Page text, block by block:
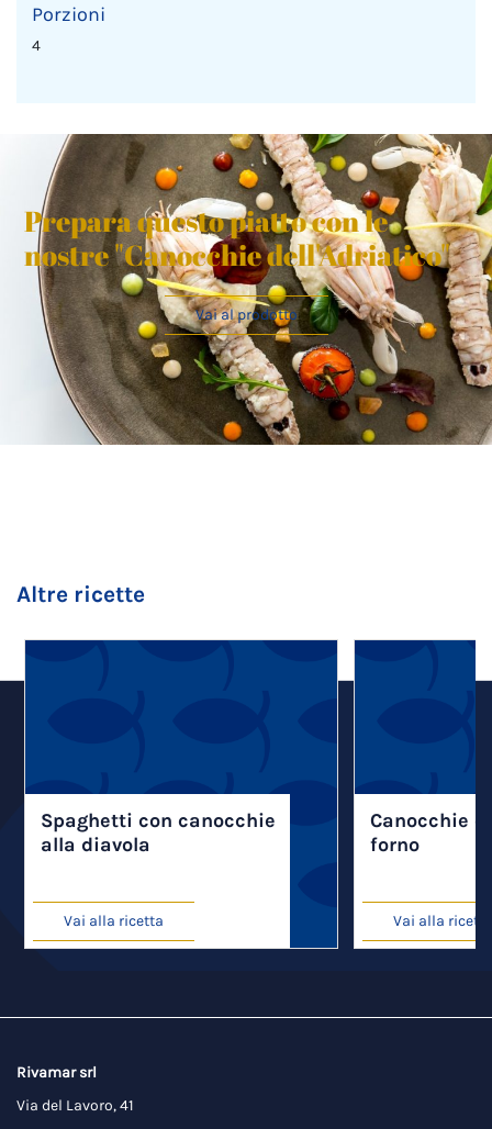
Porzioni
4
Prepara questo piatto con le
nostre "Canocchie dell'Adriatico"
Vai al prodotto
Altre ricette
Spaghetti con canocchie
alla diavola
Vai alla ricetta
Canocchie
forno
Vai alla ricetta
Rivamar srl
Via del Lavoro, 41